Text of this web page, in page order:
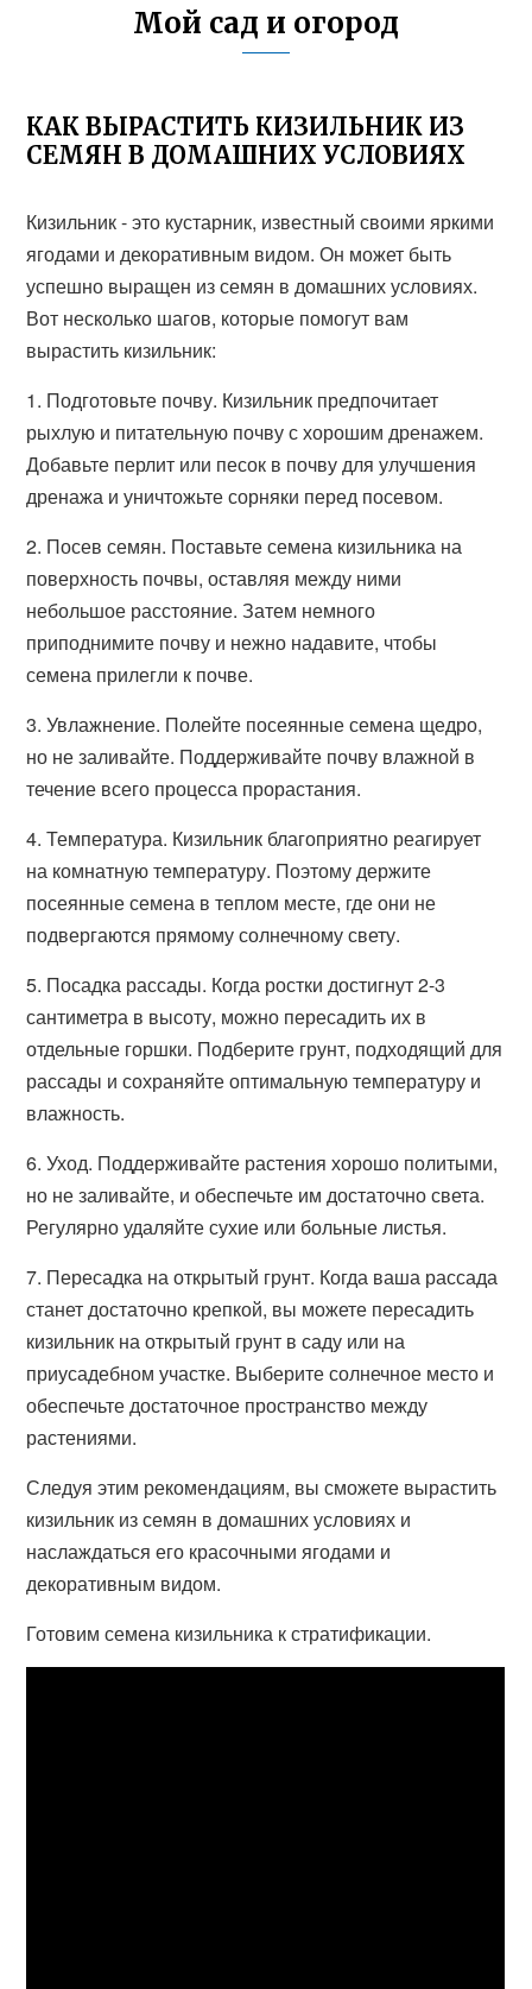
Мой сад и огород
КАК ВЫРАСТИТЬ КИЗИЛЬНИК ИЗ
СЕМЯН В ДОМАШНИХ УСЛОВИЯХ
Кизильник - это кустарник, известный своими яркими
ягодами и декоративным видом. Он может быть
успешно выращен из семян в домашних условиях.
Вот несколько шагов, которые помогут вам
вырастить кизильник:
1. Подготовьте почву. Кизильник предпочитает
рыхлую и питательную почву с хорошим дренажем.
Добавьте перлит или песок в почву для улучшения
дренажа и уничтожьте сорняки перед посевом.
2. Посев семян. Поставьте семена кизильника на
поверхность почвы, оставляя между ними
небольшое расстояние. Затем немного
приподнимите почву и нежно надавите, чтобы
семена прилегли к почве.
3. Увлажнение. Полейте посеянные семена щедро,
но не заливайте. Поддерживайте почву влажной в
течение всего процесса прорастания.
4. Температура. Кизильник благоприятно реагирует
на комнатную температуру. Поэтому держите
посеянные семена в теплом месте, где они не
подвергаются прямому солнечному свету.
5. Посадка рассады. Когда ростки достигнут 2-3
сантиметра в высоту, можно пересадить их в
отдельные горшки. Подберите грунт, подходящий для
рассады и сохраняйте оптимальную температуру и
влажность.
6. Уход. Поддерживайте растения хорошо политыми,
но не заливайте, и обеспечьте им достаточно света.
Регулярно удаляйте сухие или больные листья.
7. Пересадка на открытый грунт. Когда ваша рассада
станет достаточно крепкой, вы можете пересадить
кизильник на открытый грунт в саду или на
приусадебном участке. Выберите солнечное место и
обеспечьте достаточное пространство между
растениями.
Следуя этим рекомендациям, вы сможете вырастить
кизильник из семян в домашних условиях и
наслаждаться его красочными ягодами и
декоративным видом.
Готовим семена кизильника к стратификации.